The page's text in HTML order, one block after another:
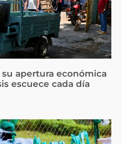
apertura económica
escuece cada día